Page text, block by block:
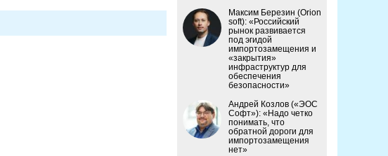
Максим Березин (Orion
soft): «Российский
рынок развивается
под эгидой
импортозамещения и
«закрытия»
инфраструктур для
обеспечения
безопасности»
Андрей Козлов («ЭОС
Софт»): «Надо четко
понимать, что
обратной дороги для
импортозамещения
нет»